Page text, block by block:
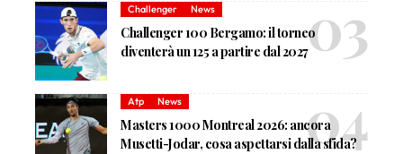
Challenger News
Challenger 100 Bergamo: il torneo
diventerà un 125 a partire dal 2027
Atp News
Masters 1000 Montreal 2026: ancora
Musetti-Jodar, cosa aspettarsi dalla sfida?